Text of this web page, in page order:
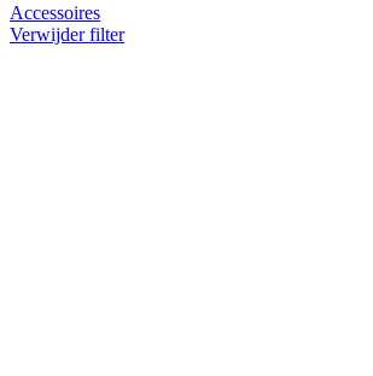
Accessoires
Verwijder filter